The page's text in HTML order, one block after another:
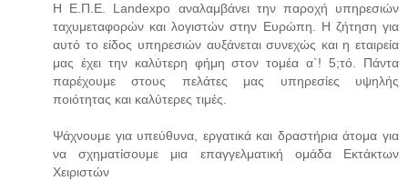
Η Ε.Π.Ε. Landexpo αναλαμβάνει την παροχή υπηρεσιών
ταχυμεταφορών και λογιστών στην Ευρώπη. Η ζήτηση για
αυτό το είδος υπηρεσιών αυξάνεται συνεχώς και η εταιρεία
μας έχει την καλύτερη φήμη στον τομέα α`! 5;τό. Πάντα
παρέχουμε στους πελάτες μας υπηρεσίες υψηλής
ποιότητας και καλύτερες τιμές.
Ψάχνουμε για υπεύθυνα, εργατικά και δραστήρια άτομα για
να σχηματίσουμε μια επαγγελματική ομάδα Εκτάκτων
Χειριστών